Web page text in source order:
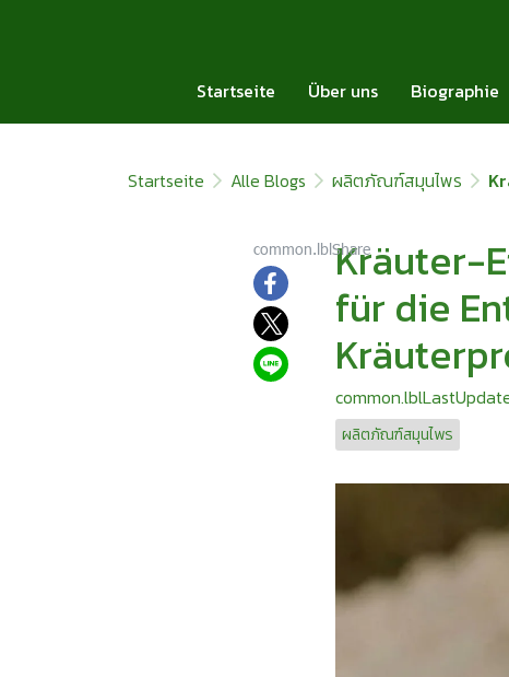
Startseite Über uns Biographie
Startseite Alle Blogs ผลิตภัณฑ์สมุนไพร
common.lblShareKräuter-
für die
ผลิตภัณฑ์สมุนไพร